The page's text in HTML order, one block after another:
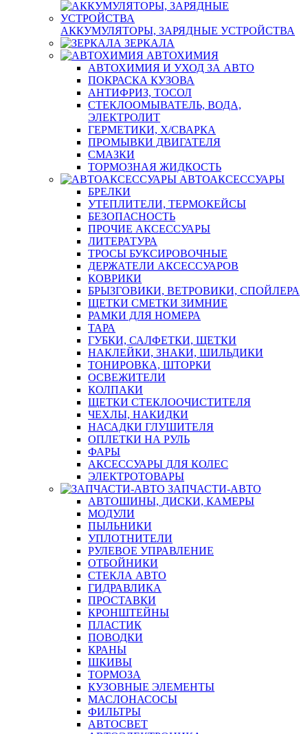
АККУМУЛЯТОРЫ, ЗАРЯДНЫЕ УСТРОЙСТВА
ЗЕРКАЛА
АВТОХИМИЯ
АВТОХИМИЯ И УХОД ЗА АВТО
ПОКРАСКА КУЗОВА
АНТИФРИЗ, ТОСОЛ
СТЕКЛООМЫВАТЕЛЬ, ВОДА,
ЭЛЕКТРОЛИТ
ГЕРМЕТИКИ, Х/СВАРКА
ПРОМЫВКИ ДВИГАТЕЛЯ
СМАЗКИ
ТОРМОЗНАЯ ЖИДКОСТЬ
АВТОАКСЕССУАРЫ
БРЕЛКИ
УТЕПЛИТЕЛИ, ТЕРМОКЕЙСЫ
БЕЗОПАСНОСТЬ
ПРОЧИЕ АКСЕССУАРЫ
ЛИТЕРАТУРА
ТРОСЫ БУКСИРОВОЧНЫЕ
ДЕРЖАТЕЛИ АКСЕССУАРОВ
КОВРИКИ
БРЫЗГОВИКИ, ВЕТРОВИКИ, СПОЙЛЕРА
ЩЕТКИ СМЕТКИ ЗИМНИЕ
РАМКИ ДЛЯ НОМЕРА
ТАРА
ГУБКИ, САЛФЕТКИ, ЩЕТКИ
НАКЛЕЙКИ, ЗНАКИ, ШИЛЬДИКИ
ТОНИРОВКА, ШТОРКИ
ОСВЕЖИТЕЛИ
КОЛПАКИ
ЩЕТКИ СТЕКЛООЧИСТИТЕЛЯ
ЧЕХЛЫ, НАКИДКИ
НАСАДКИ ГЛУШИТЕЛЯ
ОПЛЕТКИ НА РУЛЬ
ФАРЫ
АКСЕССУАРЫ ДЛЯ КОЛЕС
ЭЛЕКТРОТОВАРЫ
ЗАПЧАСТИ-АВТО
АВТОШИНЫ, ДИСКИ, КАМЕРЫ
МОДУЛИ
ПЫЛЬНИКИ
УПЛОТНИТЕЛИ
РУЛЕВОЕ УПРАВЛЕНИЕ
ОТБОЙНИКИ
СТЕКЛА АВТО
ГИДРАВЛИКА
ПРОСТАВКИ
КРОНШТЕЙНЫ
ПЛАСТИК
ПОВОДКИ
КРАНЫ
ШКИВЫ
ТОРМОЗА
КУЗОВНЫЕ ЭЛЕМЕНТЫ
МАСЛОНАСОСЫ
ФИЛЬТРЫ
АВТОСВЕТ